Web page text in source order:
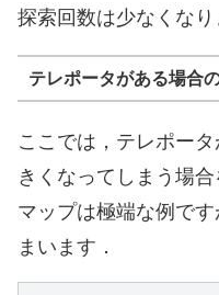
探索回数は少なくなり
テレポータがある場合
ここでは，テレポー
きくなってしまう場
マップは極端な例で
まいます．